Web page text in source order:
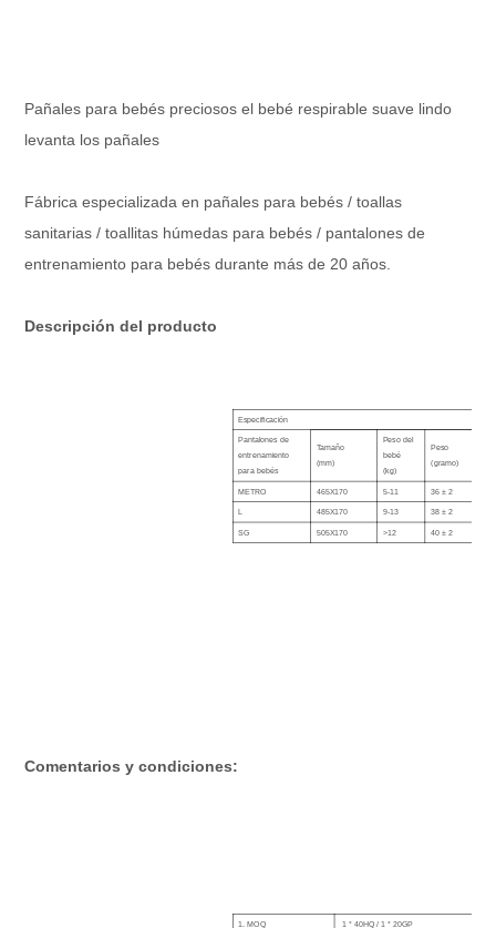
Pañales para bebés preciosos el bebé respirable suave lindo
levanta los pañales
Fábrica especializada en pañales para bebés / toallas
sanitarias / toallitas húmedas para bebés / pantalones de
entrenamiento para bebés durante más de 20 años.
Descripción del producto
Especificación
Pantalones de
entrenamiento
para bebés
Tamaño
(mm)
Peso del
bebé
(kg)
Peso
(gramo)
METRO 465X170 5-11 36 ± 2
L 485X170 9-13 38 ± 2
SG 505X170 >12 40 ± 2
Comentarios y condiciones:
1. MOQ 1 * 40HQ / 1 * 20GP